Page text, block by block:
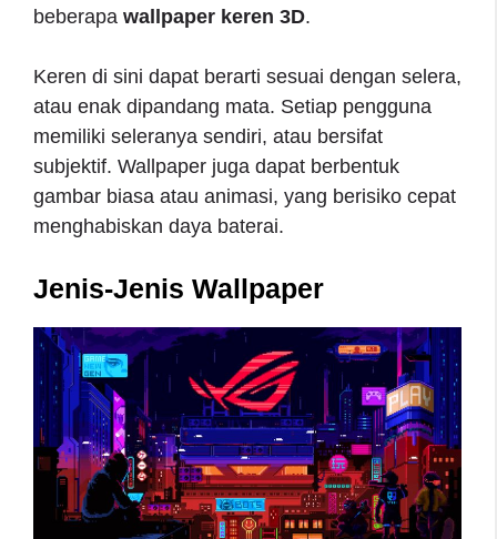
beberapa wallpaper keren 3D.
Keren di sini dapat berarti sesuai dengan selera,
atau enak dipandang mata. Setiap pengguna
memiliki seleranya sendiri, atau bersifat
subjektif. Wallpaper juga dapat berbentuk
gambar biasa atau animasi, yang berisiko cepat
menghabiskan daya baterai.
Jenis-Jenis Wallpaper